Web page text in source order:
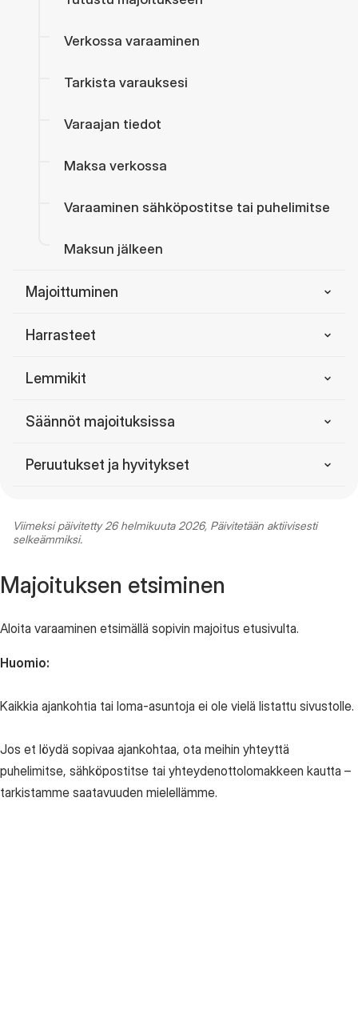
Verkossa varaaminen
Tarkista varauksesi
Varaajan tiedot
Maksa verkossa
Varaaminen sähköpostitse tai puhelimitse
Maksun jälkeen
Majoittuminen
Katinkulta
Kultakatti
Harrasteet
Golfpelioikeus
Lemmikit
Lemmimaksu
Lemmikki säännöt
Säännöt majoituksissa
Sääntöjen velvoittavuus
Jätehuolto
Pysäköinti
Huoneistojen käyttö
Polkupyörät ja golfkärryt
Siivous
Peruutukset ja hyvitykset
Peruutuksen tekeminen
Erikoistapaukset
Maksun palautukset
Viimeksi päivitetty 26 helmikuuta 2026, Päivitetään aktiivisesti
selkeämmiksi.
Majoituksen etsiminen
Aloita varaaminen etsimällä sopivin majoitus etusivulta.
Huomio:
Kaikkia ajankohtia tai loma-asuntoja ei ole vielä listattu sivustolle.
Jos et löydä sopivaa ajankohtaa, ota meihin yhteyttä
puhelimitse, sähköpostitse tai yhteydenottolomakkeen kautta –
tarkistamme saatavuuden mielellämme.